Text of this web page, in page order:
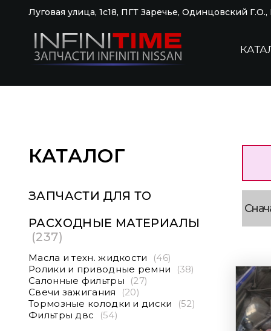
Луговая улица, 1с18, ПГТ Заречье, Одинцовский Г.О.,
КАТАЛОГ
ЗАПЧАСТИ ДЛЯ ТО
РАСХОДНЫЕ МАТЕРИАЛЫ
(237)
Масла и техн. жидкости
(46)
Ролики и приводные ремни
(38)
Салонные фильтры
(27)
Свечи зажигания
(20)
Тормозные колодки и диски
(52)
Фильтры двс
(54)